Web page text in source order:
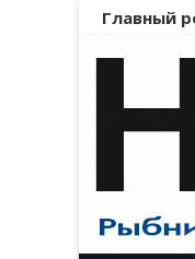
Главный